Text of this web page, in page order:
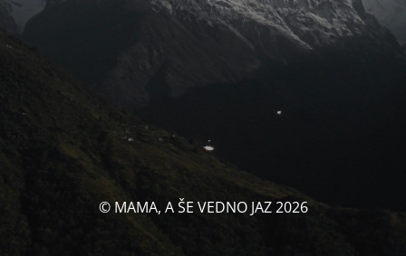
© MAMA, A ŠE VEDNO JAZ 2026